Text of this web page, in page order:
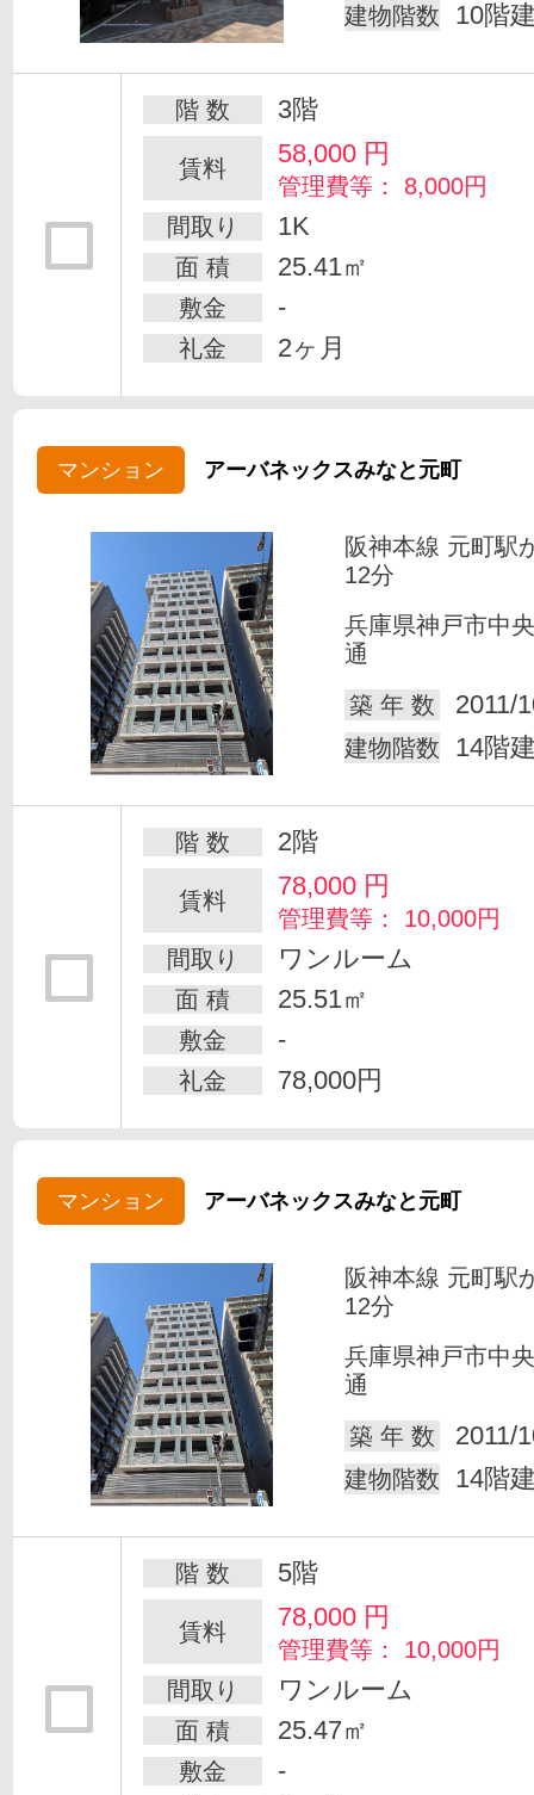
建物階数 10階
階 数 3階
賃料 58,000 円
管理費等： 8,000円
間取り
1K
面 積 25.41㎡
敷金 -
礼金 2ヶ月
マンション アーバネックスみなと元町
阪神本線 元町駅
12分
兵庫県神戸市中
通
築 年 数
2011/
建物階数 14階
階 数 2階
賃料 78,000 円
管理費等： 10,000円
間取り
ワンルーム
面 積 25.51㎡
敷金 -
礼金 78,000円
マンション アーバネックスみなと元町
阪神本線 元町駅
12分
兵庫県神戸市中
通
築 年 数
2011/
建物階数 14階
階 数 5階
賃料 78,000 円
管理費等： 10,000円
間取り
ワンルーム
面 積 25.47㎡
敷金 -